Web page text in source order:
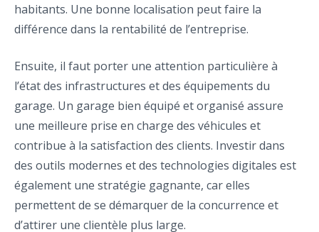
habitants. Une bonne localisation peut faire la
différence dans la rentabilité de l’entreprise.
Ensuite, il faut porter une attention particulière à
l’état des infrastructures et des équipements du
garage. Un garage bien équipé et organisé assure
une meilleure prise en charge des véhicules et
contribue à la satisfaction des clients. Investir dans
des outils modernes et des technologies digitales est
également une stratégie gagnante, car elles
permettent de se démarquer de la concurrence et
d’attirer une clientèle plus large.